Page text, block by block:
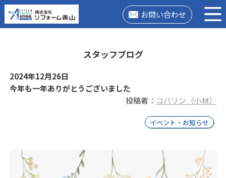
お問い合わせ
スタッフブログ
2024年12月26日
今年も一年ありがとうございました
投稿者： コバリン（小林）
イベント・お知らせ